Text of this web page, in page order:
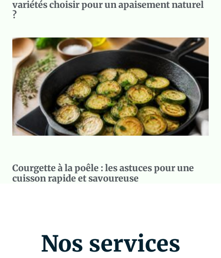
variétés choisir pour un apaisement naturel
?
Courgette à la poêle : les astuces pour une
cuisson rapide et savoureuse
Nos services